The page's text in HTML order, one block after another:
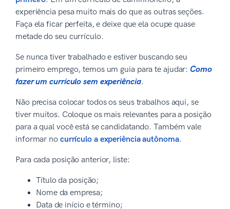
experiência pesa muito mais do que as outras seções.
Faça ela ficar perfeita, e deixe que ela ocupe quase
metade do seu currículo.
Se nunca tiver trabalhado e estiver buscando seu
primeiro emprego, temos um guia para te ajudar: Como
fazer um currículo sem experiência.
Não precisa colocar todos os seus trabalhos aqui, se
tiver muitos. Coloque os mais relevantes para a posição
para a qual você está se candidatando. Também vale
informar no currículo a experiência autônoma.
Para cada posição anterior, liste:
Título da posição;
Nome da empresa;
Data de início e término;